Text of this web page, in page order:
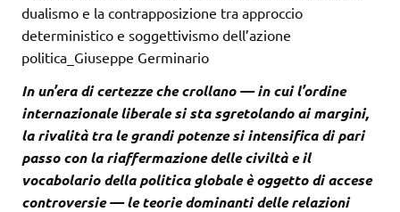
dualismo e la contrapposizione tra approccio
deterministico e soggettivismo dell’azione
politica_Giuseppe Germinario
In un’era di certezze che crollano — in cui l’ordine
internazionale liberale si sta sgretolando ai margini,
la rivalità tra le grandi potenze si intensifica di pari
passo con la riaffermazione delle civiltà e il
vocabolario della politica globale è oggetto di accese
controversie — le teorie dominanti delle relazioni